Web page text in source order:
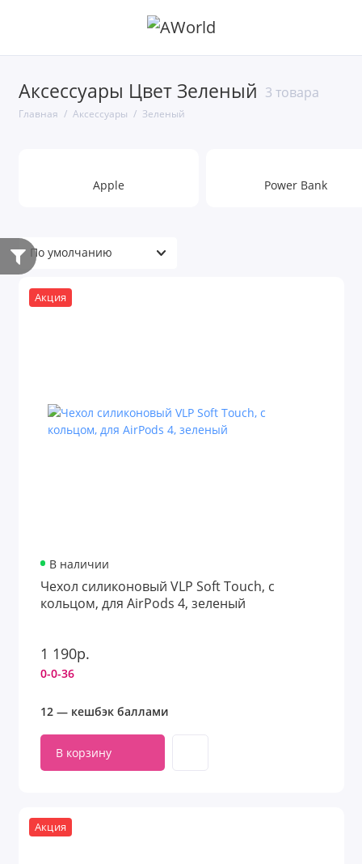
Аксессуары Цвет Зеленый 3 товара
Главная Аксессуары Зеленый
Apple Power Bank
Акция
В наличии
Чехол силиконовый VLP Soft Touch, с
кольцом, для AirPods 4, зеленый
1 190р.
0-0-36
12 — кешбэк баллами
В корзину
Акция